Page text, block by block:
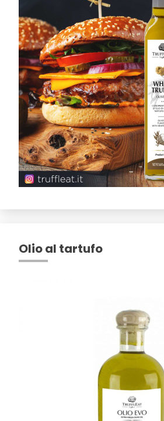
Olio al tartufo